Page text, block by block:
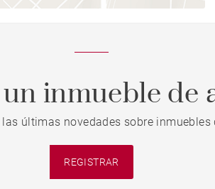
inmueble de
últimas novedades sobre
REGISTRAR